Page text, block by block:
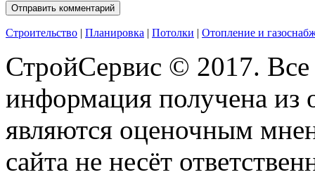
Строительство | Планировка | Потолки | Отопление и
СтройСервис © 2017.
информация получена из
являются оценочным
сайта не несёт